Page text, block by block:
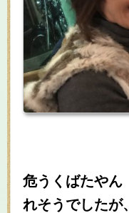
危うくばたやん
れそうでしたが